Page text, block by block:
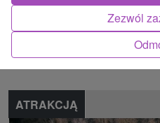
Znalazłeś błąd lub chcesz
Zgłoś błąd
ATRAKCJĄ
Zezwól